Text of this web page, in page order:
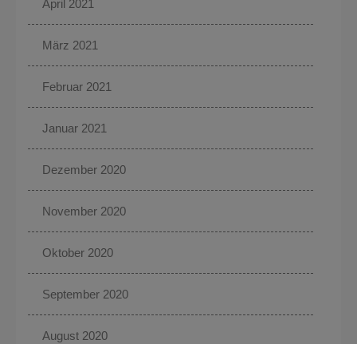
April 2021
März 2021
Februar 2021
Januar 2021
Dezember 2020
November 2020
Oktober 2020
September 2020
August 2020